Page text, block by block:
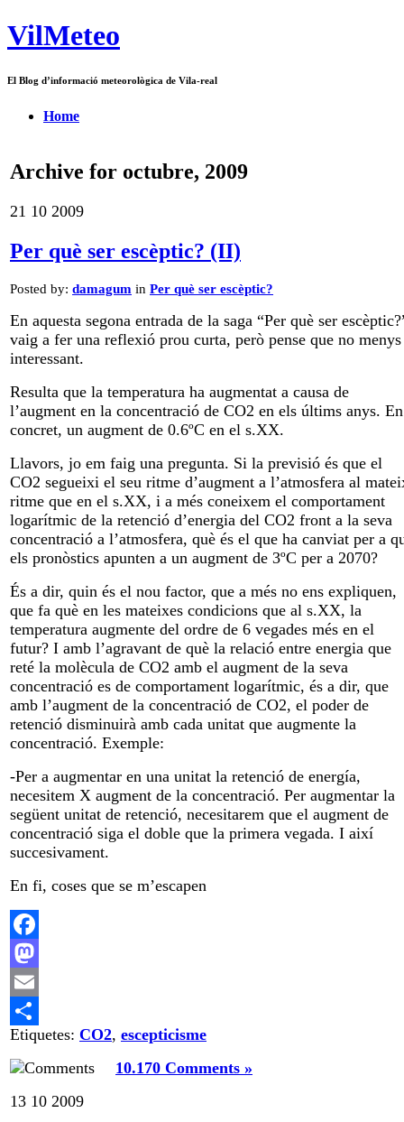
VilMeteo
El Blog d’informació meteorològica de Vila-real
Home
Archive for octubre, 2009
21 10 2009
Per què ser escèptic? (II)
Posted by: damagum in Per què ser escèptic?
En aquesta segona entrada de la saga “Per què ser
vaig a fer una reflexió prou curta, però pense que no menys
interessant.
Resulta que la temperatura ha augmentat a causa de
l’augment en la concentració de CO2 en els últims anys. En
concret, un augment de 0.6ºC en el s.XX.
Llavors, jo em faig una pregunta. Si la previsió és que el
CO2 segueixi el seu ritme d’augment a l’atmosfera al
ritme que en el s.XX, i a més coneixem el comportament
logarítmic de la retenció d’energia del CO2 front a la seva
concentració a l’atmosfera, què és el que ha canviat per a
els pronòstics apunten a un augment de 3ºC per a 2070?
És a dir, quin és el nou factor, que a més no ens expliquen,
que fa què en les mateixes condicions que al s.XX, la
temperatura augmente del ordre de 6 vegades més en el
futur? I amb l’agravant de què la relació entre energia que
reté la molècula de CO2 amb el augment de la seva
concentració es de comportament logarítmic, és a dir, que
amb l’augment de la concentració de CO2, el poder de
retenció disminuirà amb cada unitat que augmente la
concentració. Exemple:
-Per a augmentar en una unitat la retenció de energía,
necesitem X augment de la concentració. Per augmentar la
següent unitat de retenció, necesitarem que el augment de
concentració siga el doble que la primera vegada. I així
succesivament.
En fi, coses que se m’escapen
Facebook
Mastodon
Email
Comparteix
Etiquetes: CO2, escepticisme
10.170 Comments »
13 10 2009